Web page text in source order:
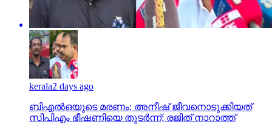
kerala2 days ago
ബിഎല്‍ഒയുടെ മരണം; അനീഷ് ജീവനൊടുക്കിയത്
സിപിഎം ഭീഷണിയെ തുടര്‍ന്ന്; രജിത് നാറാത്ത്